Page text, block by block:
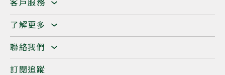
客戶服務
了解更多
聯絡我們
訂閱追蹤